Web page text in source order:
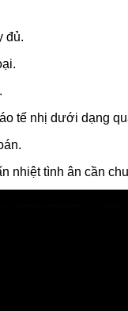
đủ.
tế nhị dưới dạng
nhiệt tình ân cần